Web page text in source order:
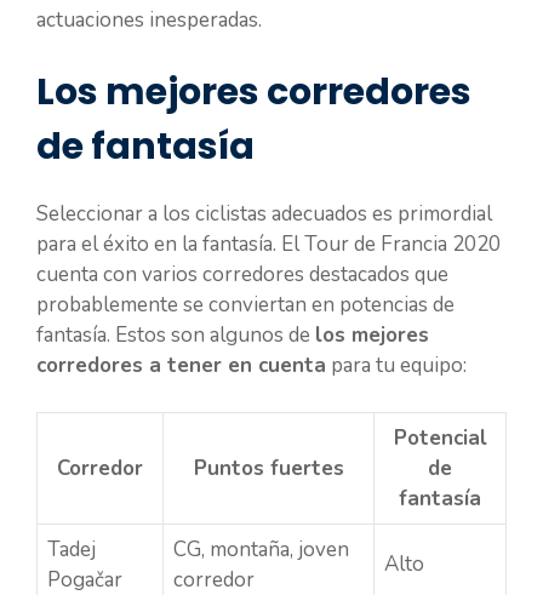
actuaciones inesperadas.
Los mejores corredores
de fantasía
Seleccionar a los ciclistas adecuados es primordial
para el éxito en la fantasía. El Tour de Francia 2020
cuenta con varios corredores destacados que
probablemente se conviertan en potencias de
fantasía. Estos son algunos de los mejores
corredores a tener en cuenta para tu equipo:
Corredor Puntos fuertes
Potencial
de
fantasía
Tadej
Pogačar
CG, montaña, joven
corredor
Alto